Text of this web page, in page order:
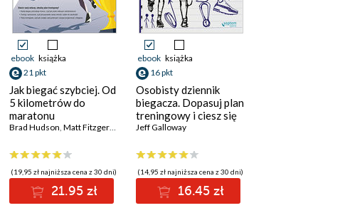
ebook książka
21 pkt
Jak biegać szybciej. Od
5 kilometrów do
maratonu
Brad Hudson, Matt Fitzgerald
(19,95 zł najniższa cena z 30 dni)
21.95 zł
ebook książka
16 pkt
Osobisty dziennik
biegacza. Dopasuj plan
treningowy i ciesz się
postępami!
Jeff Galloway
(14,95 zł najniższa cena z 30 dni)
16.45 zł